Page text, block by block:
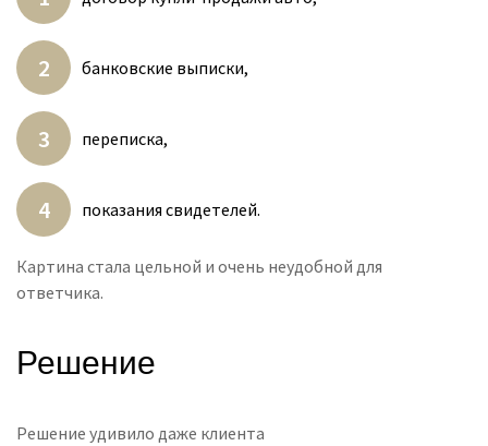
банковские выписки,
переписка,
показания свидетелей.
Картина стала цельной и очень неудобной для
ответчика.
Решение
Решение удивило даже клиента